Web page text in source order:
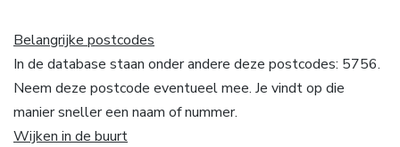
Belangrijke postcodes
In de database staan onder andere deze postcodes: 5756.
Neem deze postcode eventueel mee. Je vindt op die
manier sneller een naam of nummer.
Wijken in de buurt